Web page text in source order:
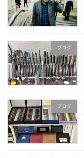
ブログ
ブログ